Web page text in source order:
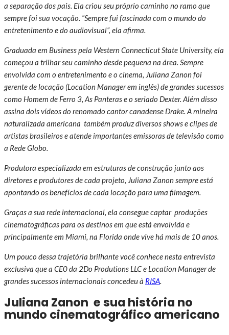
a separação dos pais. Ela criou seu próprio caminho no ramo que
sempre foi sua vocação. “Sempre fui fascinada com o mundo do
entretenimento e do audiovisual”, ela afirma.
Graduada em Business pela Western Connecticut State University, ela
começou a trilhar seu caminho desde pequena na área. Sempre
envolvida com o entretenimento e o cinema, Juliana Zanon foi
gerente de locação (Location Manager em inglês) de grandes sucessos
como Homem de Ferro 3, As Panteras e o seriado Dexter. Além disso
assina dois vídeos do renomado cantor canadense Drake. A mineira
naturalizada americana também produz diversos shows e clipes de
artistas brasileiros e atende importantes emissoras de televisão como
a Rede Globo.
Produtora especializada em estruturas de construção junto aos
diretores e produtores de cada projeto, Juliana Zanon sempre está
apontando os benefícios de cada locação para uma filmagem.
Graças a sua rede internacional, ela consegue captar produções
cinematográficas para os destinos em que está envolvida e
principalmente em Miami, na Florida onde vive há mais de 10 anos.
Um pouco dessa trajetória brilhante você conhece nesta entrevista
exclusiva que a CE0 da 2Do Produtions LLC e Location Manager de
grandes sucessos internacionais concedeu à RISA
Juliana Zanon e sua história no
mundo cinematográfico americano